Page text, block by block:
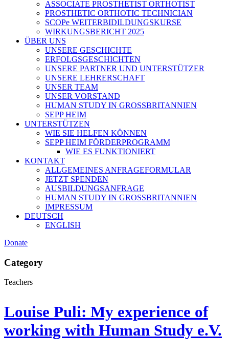
ASSOCIATE PROSTHETIST ORTHOTIST
PROSTHETIC ORTHOTIC TECHNICIAN
SCOPe WEITERBIDILDUNGSKURSE
WIRKUNGSBERICHT 2025
ÜBER UNS
UNSERE GESCHICHTE
ERFOLGSGESCHICHTEN
UNSERE PARTNER UND UNTERSTÜTZER
UNSERE LEHRERSCHAFT
UNSER TEAM
UNSER VORSTAND
HUMAN STUDY IN GROSSBRITANNIEN
SEPP HEIM
UNTERSTÜTZEN
WIE SIE HELFEN KÖNNEN
SEPP HEIM FÖRDERPROGRAMM
WIE ES FUNKTIONIERT
KONTAKT
ALLGEMEINES ANFRAGEFORMULAR
JETZT SPENDEN
AUSBILDUNGSANFRAGE
HUMAN STUDY IN GROSSBRITANNIEN
IMPRESSUM
DEUTSCH
ENGLISH
Donate
Category
Teachers
Louise Puli: My experience of
working with Human Study e.V.